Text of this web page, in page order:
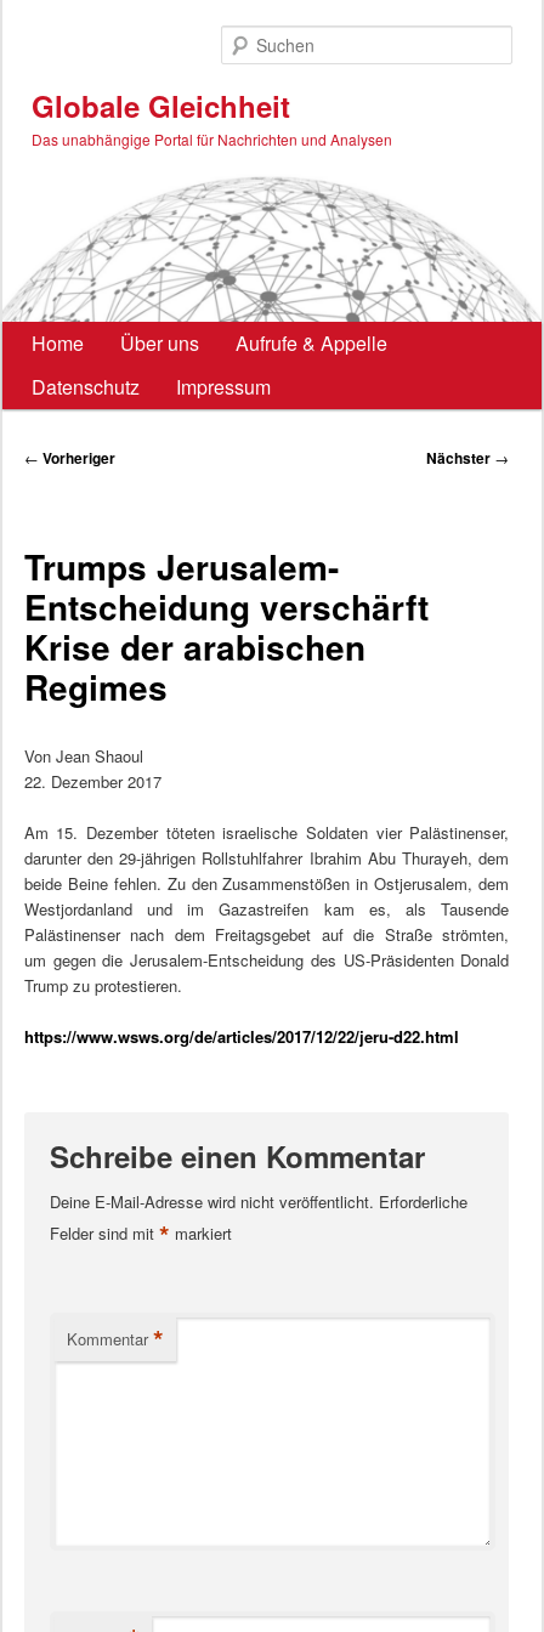
Globale Gleichheit
Das unabhängige Portal für Nachrichten und Analysen
Hauptmenü
Home Über uns
Aufrufe & Appelle
Datenschutz
Impressum
Beitragsnavigation
← Vorheriger Nächster →
Trumps Jerusalem-
Entscheidung verschärft
Krise der arabischen
Regimes
Von Jean Shaoul
22. Dezember 2017
Am 15. Dezember töteten israelische Soldaten vier Palästinenser,
darunter den 29-jährigen Rollstuhlfahrer Ibrahim Abu Thurayeh, dem
beide Beine fehlen. Zu den Zusammenstößen in Ostjerusalem, dem
Westjordanland und im Gazastreifen kam es, als Tausende
Palästinenser nach dem Freitagsgebet auf die Straße strömten,
um gegen die Jerusalem-Entscheidung des US-Präsidenten Donald
Trump zu protestieren.
https://www.wsws.org/de/articles/2017/12/22/jeru-d22.html
Schreibe einen Kommentar
Deine E-Mail-Adresse wird nicht veröffentlicht. Erforderliche
Felder sind mit * markiert
Kommentar *